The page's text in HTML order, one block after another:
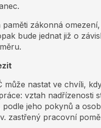
paměti zákonná
bude jednat již o
může nastat ve chvíli,
vztah nadřízenosti
jeho pokynů a
zastřený pracovní